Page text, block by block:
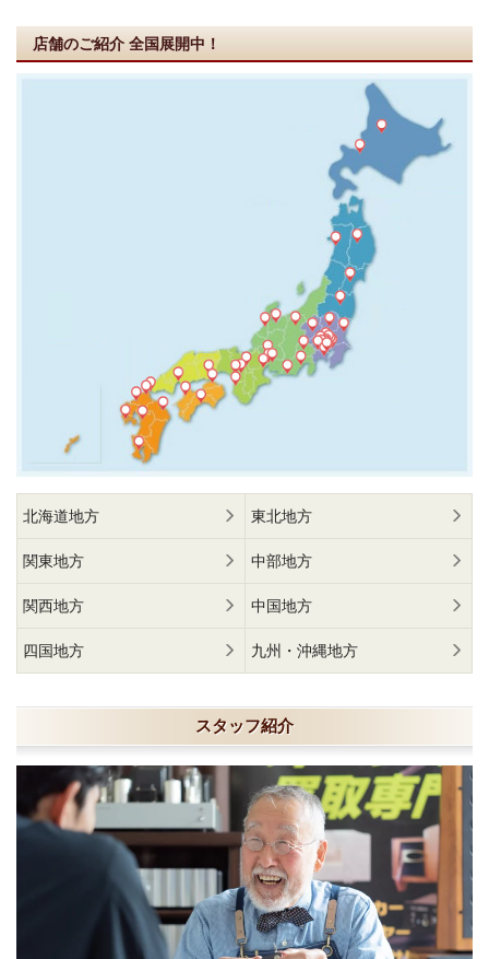
店舗のご紹介 全国展開中！
北海道地方 東北地方
関東地方 中部地方
関西地方 中国地方
四国地方 九州・沖縄地方
スタッフ紹介